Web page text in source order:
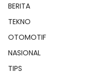
BERITA
TEKNO
OTOMOTIF
NASIONAL
TIPS